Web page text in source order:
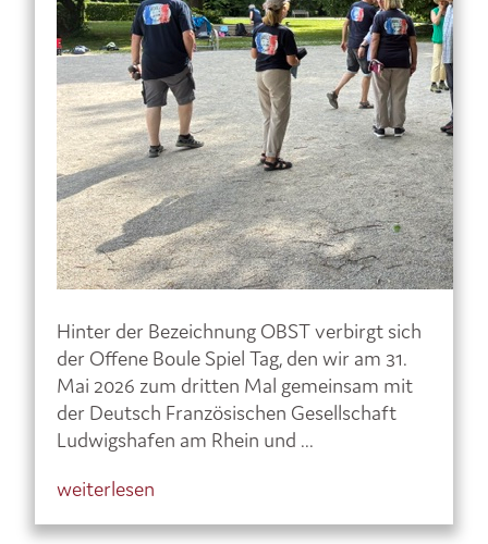
Hinter der Bezeichnung OBST verbirgt sich
der Offene Boule Spiel Tag, den wir am 31.
Mai 2026 zum dritten Mal gemeinsam mit
der Deutsch Französischen Gesellschaft
Ludwigshafen am Rhein und ...
weiterlesen